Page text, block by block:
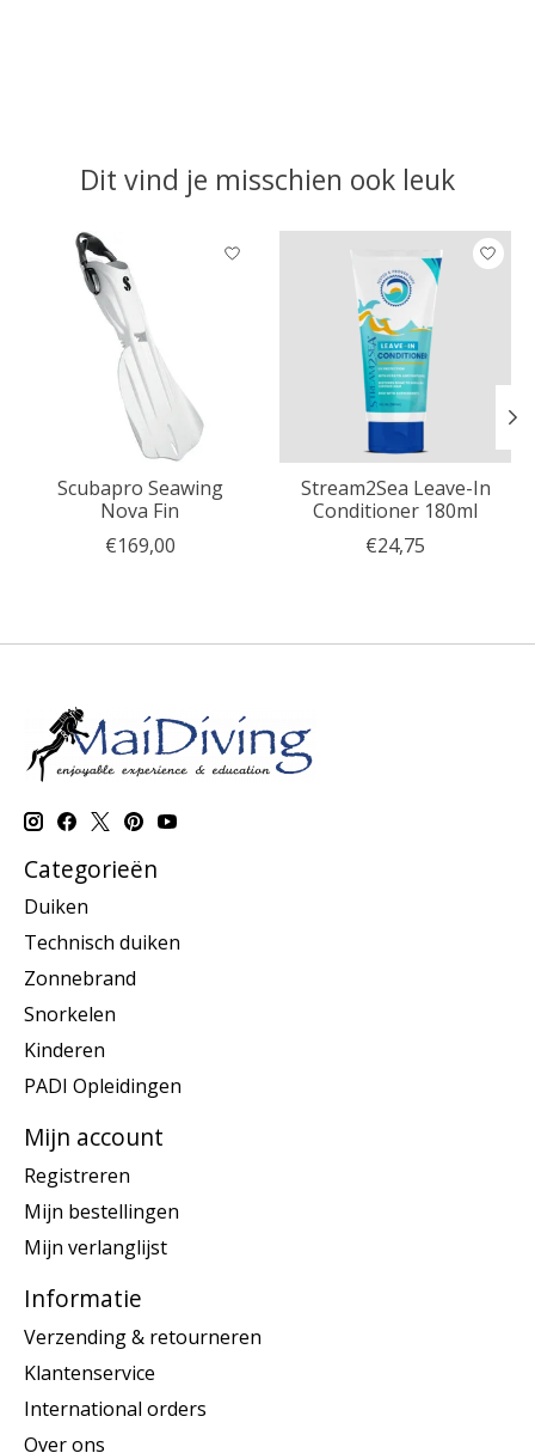
Dit vind je misschien ook leuk
Items van productcarrousel
Scubapro Seawing
Nova Fin
€169,00
Stream2Sea Leave-In
Conditioner 180ml
€24,75
Categorieën
Duiken
Technisch duiken
Zonnebrand
Snorkelen
Kinderen
PADI Opleidingen
Mijn account
Registreren
Mijn bestellingen
Mijn verlanglijst
Informatie
Verzending & retourneren
Klantenservice
International orders
Over ons